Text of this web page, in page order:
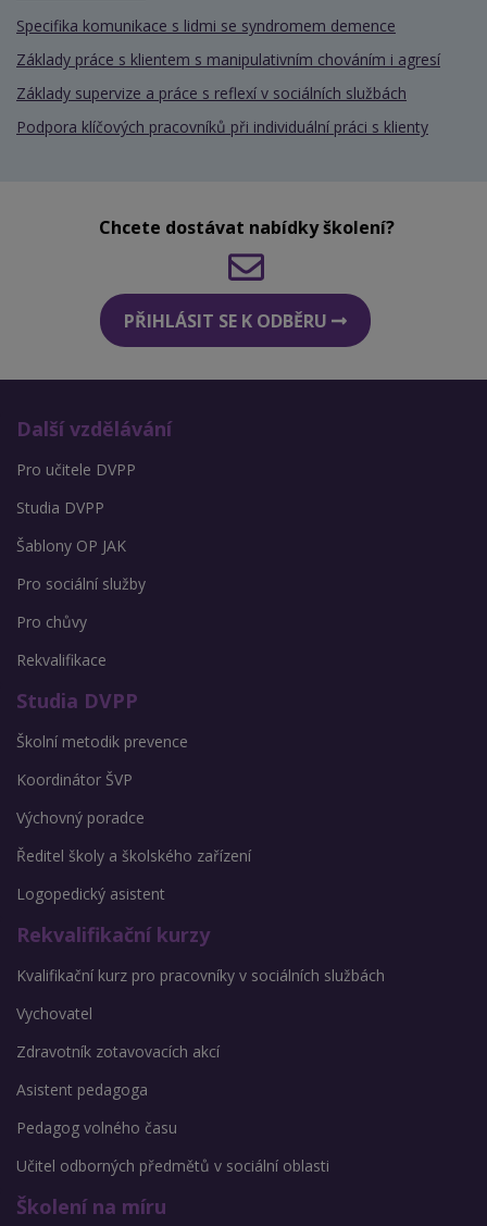
Specifika komunikace s lidmi se syndromem demence
Základy práce s klientem s manipulativním chováním i agresí
Základy supervize a práce s reflexí v sociálních službách
Podpora klíčových pracovníků při individuální práci s klienty
Chcete dostávat nabídky školení?
PŘIHLÁSIT SE K ODBĚRU
Další vzdělávání
Pro učitele DVPP
Studia DVPP
Šablony OP JAK
Pro sociální služby
Pro chůvy
Rekvalifikace
Studia DVPP
Školní metodik prevence
Koordinátor ŠVP
Výchovný poradce
Ředitel školy a školského zařízení
Logopedický asistent
Rekvalifikační kurzy
Kvalifikační kurz pro pracovníky v sociálních službách
Vychovatel
Zdravotník zotavovacích akcí
Asistent pedagoga
Pedagog volného času
Učitel odborných předmětů v sociální oblasti
Školení na míru